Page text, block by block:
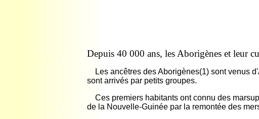
Depuis 40 000 ans, les Aborigènes et leur
Les ancêtres des Aborigènes(1) sont venus
sont arrivés par petits groupes.
Ces premiers habitants ont connu des
de la Nouvelle-Guinée par la remontée des